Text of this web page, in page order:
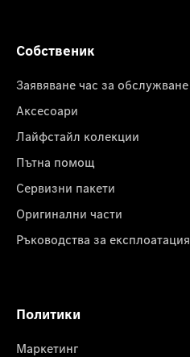
Собственик
Заявяване час за обслужване
Аксесоари
Лайфстайл колекции
Пътна помощ
Сервизни пакети
Оригинални части
Ръководства за експлоатация
Политики
Маркетинг